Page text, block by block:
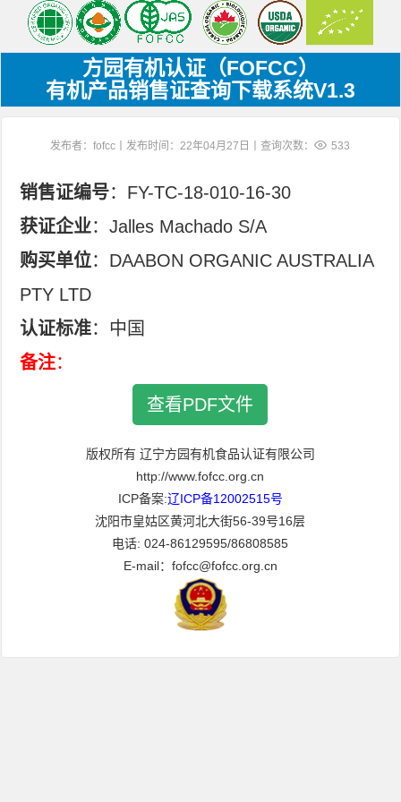
方园有机认证（FOFCC）
有机产品销售证查询下载系统V1.3
发布者：fofcc丨发布时间：22年04月27日丨查询次数： 533
销售证编号：FY-TC-18-010-16-30
获证企业：Jalles Machado S/A
购买单位：DAABON ORGANIC AUSTRALIA
PTY LTD
认证标准：中国
备注：
查看PDF文件
版权所有 辽宁方园有机食品认证有限公司
http://www.fofcc.org.cn
ICP备案:辽ICP备12002515号
沈阳市皇姑区黄河北大街56-39号16层
电话: 024-86129595/86808585
E-mail：fofcc@fofcc.org.cn